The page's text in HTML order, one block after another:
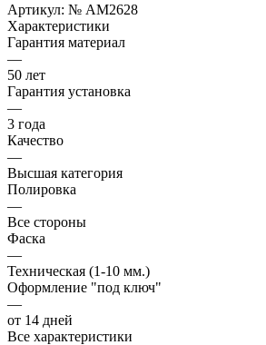
Артикул: № AM2628
Характеристики
Гарантия материал
—
50 лет
Гарантия установка
—
3 года
Качество
—
Высшая категория
Полировка
—
Все стороны
Фаска
—
Техническая (1-10 мм.)
Оформление "под ключ"
—
от 14 дней
Все характеристики